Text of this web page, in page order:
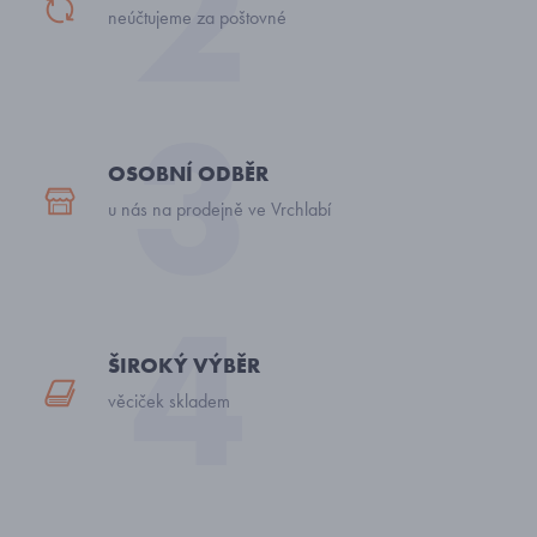
neúčtujeme za poštovné
OSOBNÍ ODBĚR
u nás na prodejně ve Vrchlabí
ŠIROKÝ VÝBĚR
věciček skladem